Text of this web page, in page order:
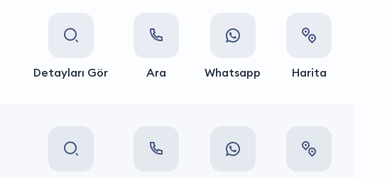
Detayları Gör Ara Whatsapp Harita